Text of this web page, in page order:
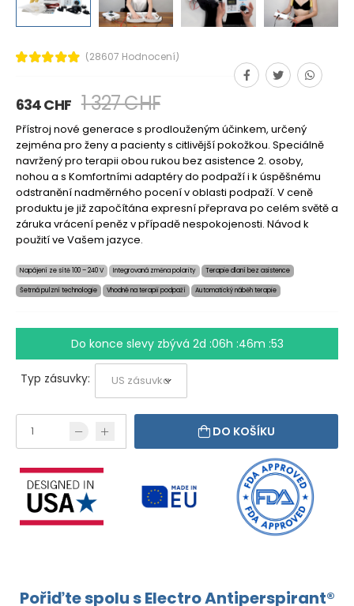
(28607 Hodnocení)
634 CHF 1 327 CHF
Přístroj nové generace s prodlouženým účinkem, určený
zejména pro ženy a pacienty s citlivější pokožkou. Speciálně
navržený pro terapii obou rukou bez asistence 2. osoby,
nohou a s Komfortními adaptéry do podpaží i k úspěšnému
odstranění nadměrného pocení v oblasti podpaží. V ceně
produktu je již započítána expresní přeprava po celém světě a
záruka vrácení peněz v případě nespokojenosti. Návod k
použití ve Vašem jazyce.
Napájení ze sítě 100 – 240 V Integrovaná změna polarity Terapie dlaní bez asistence
Šetrná pulzní technologie Vhodné na terapii podpaží Automatický náběh terapie
Do konce slevy zbývá 2d :06h :46m :52
Typ zásuvky:
DO KOŠÍKU
Pořiďte spolu s Electro Antiperspirant®